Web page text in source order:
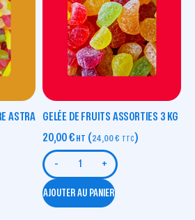
ASTRA
GELÉE DE FRUITS ASSORTIES 3 KG
20,00€ HT (24,00€ TTC)
- +
AJOUTER AU PANIER